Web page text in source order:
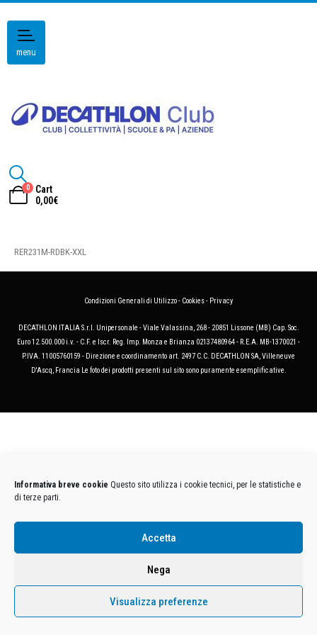
Informativa breve cookie Questo sito utilizza i cookie tecnici, per le statistiche e
di terze parti.
Accetta
Nega
Visualizza preferenze
menu
0
Cart
0,00€
RER231M-RDBK-XXL
Condizioni Generali di Utilizzo- Cookies- Privacy
DECATHLON ITALIA S.r.l. Unipersonale - Viale Valassina, 268 - 20851 Lissone (MB) Cap. Soc.
Euro 12.500.000 i.v. - C.F. e Iscr. Reg. Imp. Monza e Brianza 02137480964 - R.E.A. MB-1370021 -
P.IVA. 11005760159 - Direzione e coordinamento art. 2497 C.C. DECATHLON SA, Villeneuve
D'Ascq, Francia Le foto dei prodotti presenti sul sito sono puramente esemplificative.